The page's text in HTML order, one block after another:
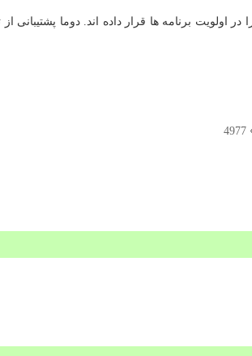
برنامه ها قرار داده اند. دوما پشتیبانی
4977